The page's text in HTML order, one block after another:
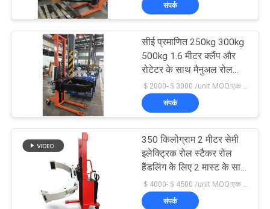
संपर्क
करें
समाचार
एक
उद्धरण
की
संपर्क
सीई प्रमाणित 250kg 300kg
500kg 1.6 मीटर क्लैंप और
रोटेटर के साथ मैनुअल रोल
स्टैकर
＄2000-＄3000 /unit MOQ:एक इकाई
संपर्क
350 किलोग्राम 2 मीटर सेमी
इलेक्ट्रिक रोल स्टैकर रोल
हैंडलिंग के लिए 2 मास्ट के साथ
क्लैंप के साथ
＄4000-＄4500 /unit MOQ:एक इकाई
संपर्क